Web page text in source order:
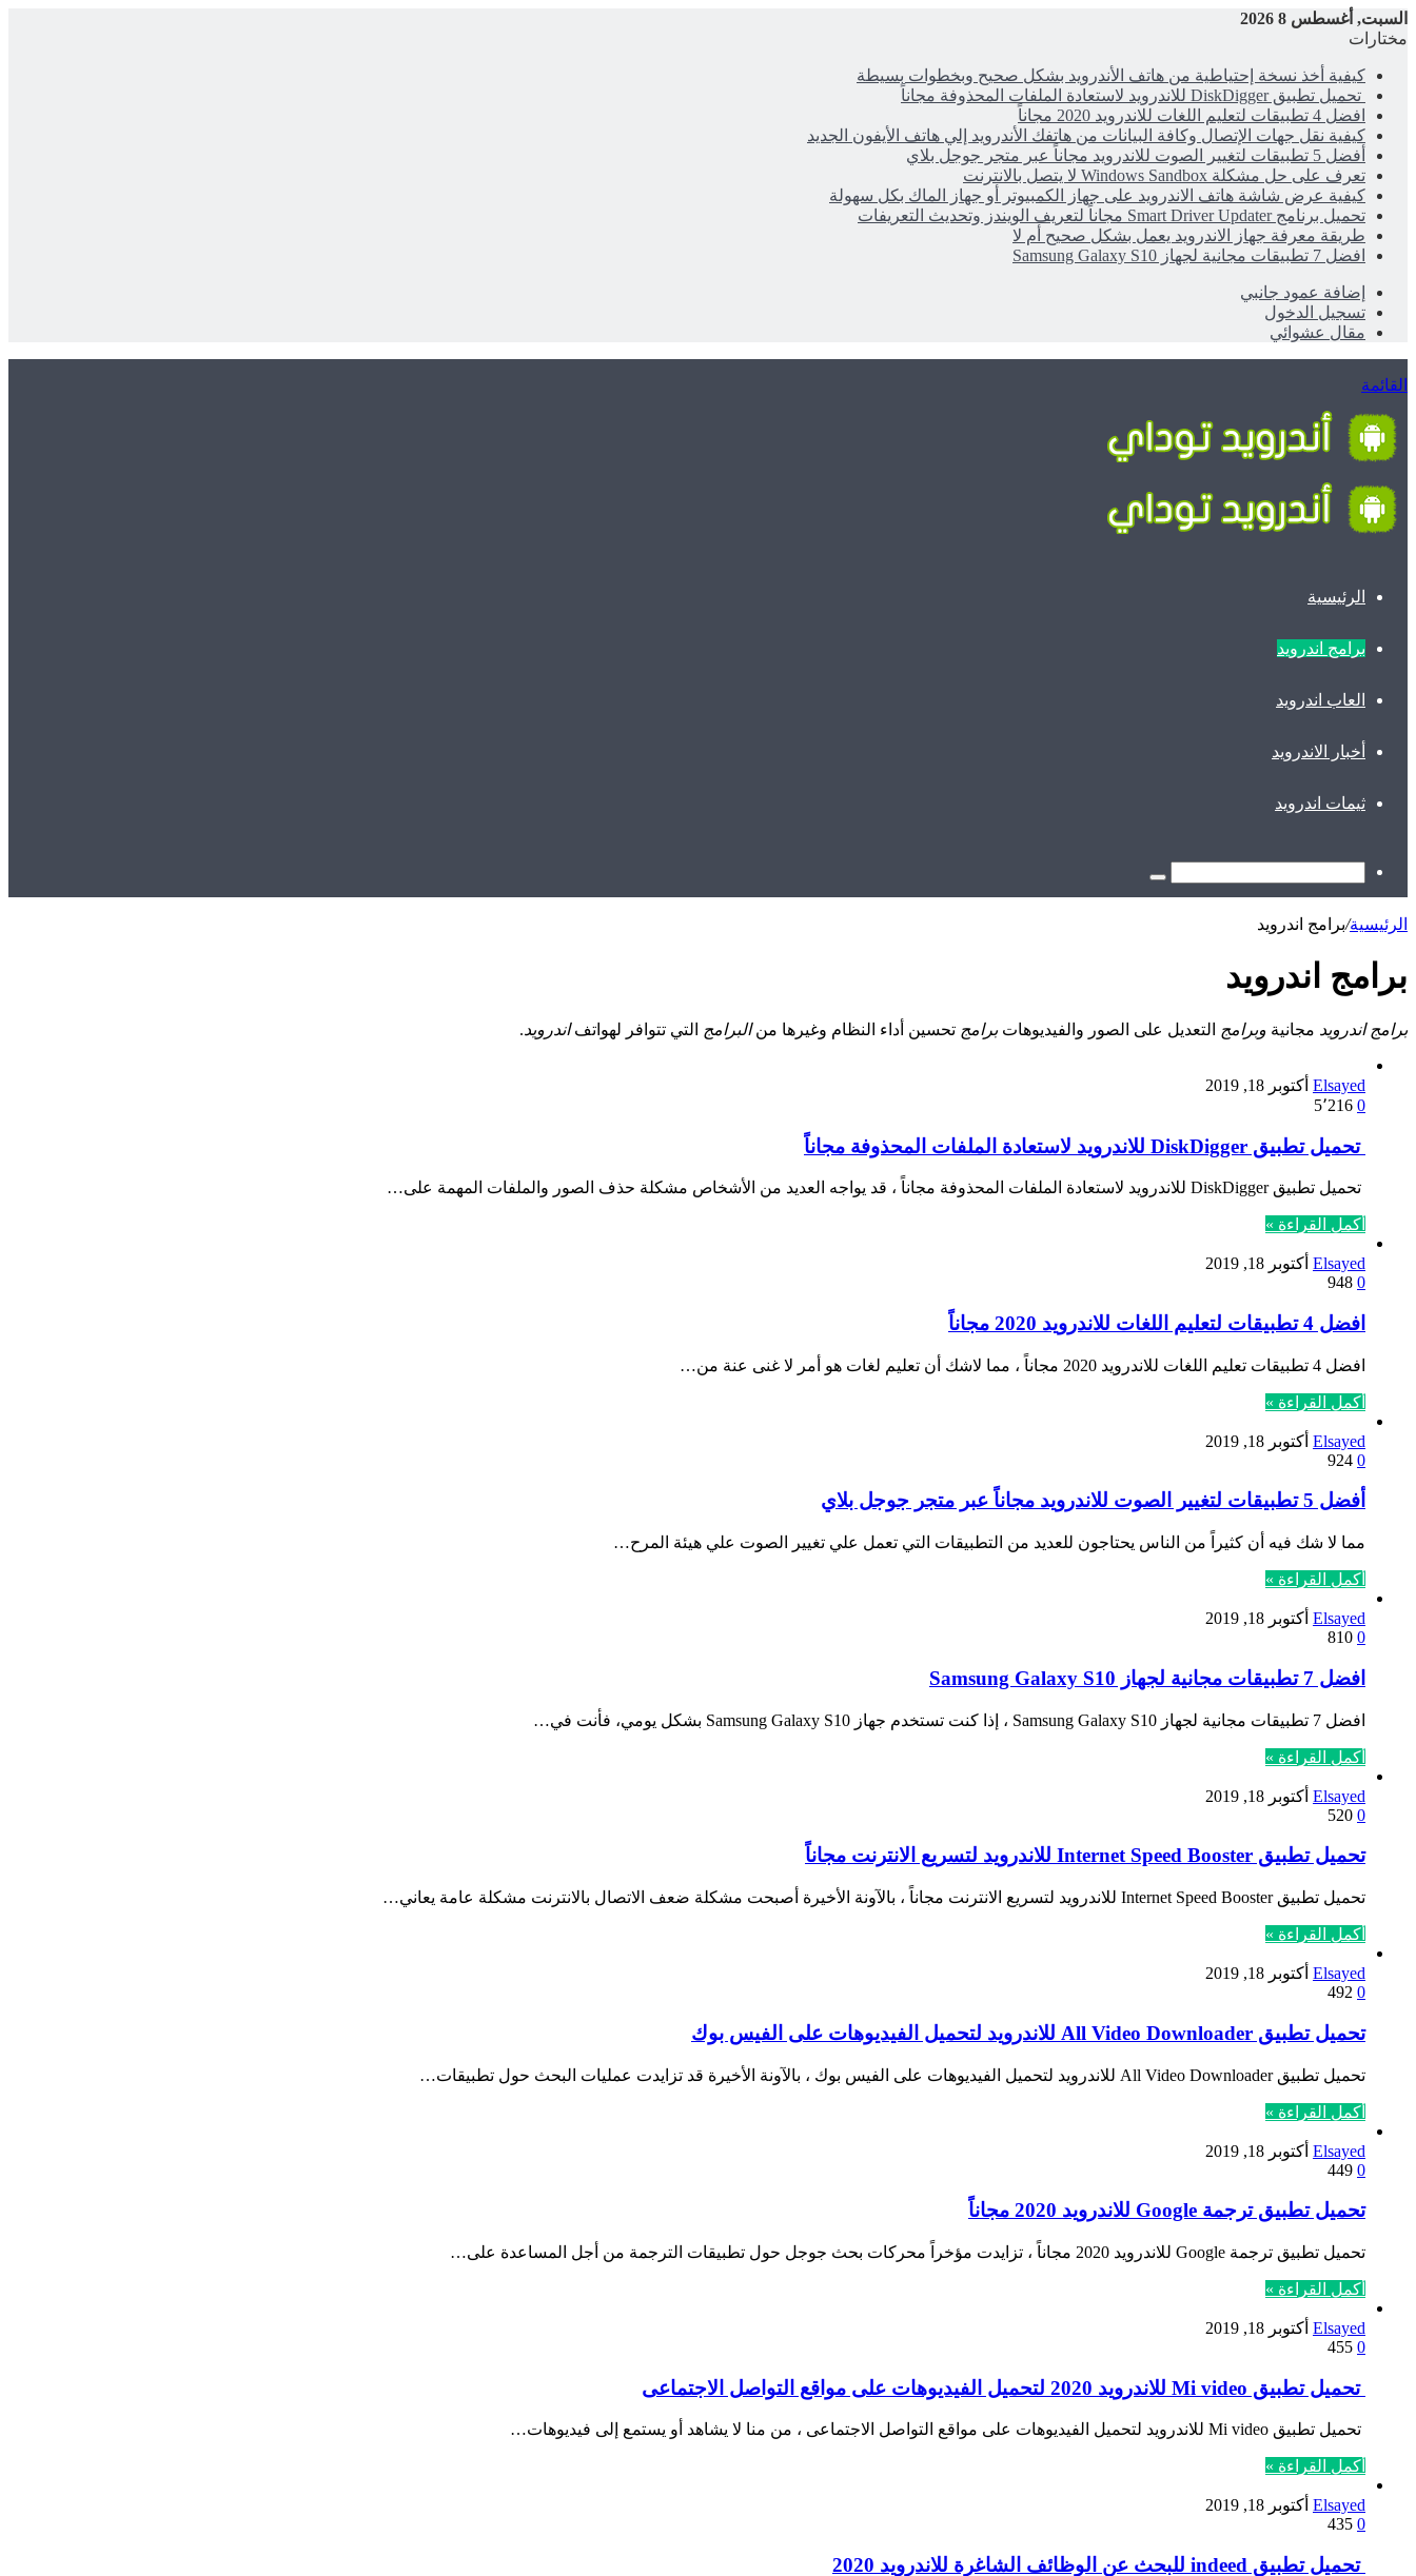
السبت, أغسطس 8 2026
مختارات
كيفية أخذ نسخة إحتياطية من هاتف الأندرويد بشكل صحيح وبخطوات بسيطة
تحميل تطبيق DiskDigger للاندرويد لاستعادة الملفات المحذوفة مجاناً
افضل 4 تطبيقات لتعليم اللغات للاندرويد 2020 مجاناً
كيفية نقل جهات الإتصال وكافة البيانات من هاتفك الأندرويد إلي هاتف الأيفون الجديد
أفضل 5 تطبيقات لتغيير الصوت للاندرويد مجاناً عبر متجر جوجل بلاي
تعرف على حل مشكلة Windows Sandbox لا يتصل بالانترنت
كيفية عرض شاشة هاتف الاندرويد على جهاز الكمبيوتر أو جهاز الماك بكل سهولة
تحميل برنامج Smart Driver Updater مجاناً لتعريف الويندز وتحديث التعريفات
طريقة معرفة جهاز الاندرويد يعمل بشكل صحيح أم لا
افضل 7 تطبيقات مجانية لجهاز Samsung Galaxy S10
إضافة عمود جانبي
تسجيل الدخول
مقال عشوائي
القائمة
الرئيسية
برامج اندرويد
العاب اندرويد
أخبار الاندرويد
ثيمات اندرويد
الرئيسية/برامج اندرويد
برامج اندرويد
برامج اندرويد مجانية وبرامج التعديل على الصور والفيديوهاتبرامج تحسين أداء النظام وغيرها منالبرامج التي تتوافر لهواتفاندرويد.
Elsayed أكتوبر 18, 2019
0
تحميل تطبيق DiskDigger للاندرويد لاستعادة الملفات المحذوفة مجاناً
تحميل تطبيق DiskDigger للاندرويد لاستعادة الملفات المحذوفة مجاناً ، قد يواجه العديد من الأشخاص مشكلة حذف الصور والملفات المهمة على…
أكمل القراءة »
Elsayed أكتوبر 18, 2019
0
افضل 4 تطبيقات لتعليم اللغات للاندرويد 2020 مجاناً
افضل 4 تطبيقات تعليم اللغات للاندرويد 2020 مجاناً ، مما لاشك أن تعليم لغات هو أمر لا غنى عنة من…
أكمل القراءة »
Elsayed أكتوبر 18, 2019
0
أفضل 5 تطبيقات لتغيير الصوت للاندرويد مجاناً عبر متجر جوجل بلاي
مما لا شك فيه أن كثيراً من الناس يحتاجون للعديد من التطبيقات التي تعمل علي تغيير الصوت علي هيئة المرح…
أكمل القراءة »
Elsayed أكتوبر 18, 2019
0
افضل 7 تطبيقات مجانية لجهاز Samsung Galaxy S10
افضل 7 تطبيقات مجانية لجهاز Samsung Galaxy S10 ، إذا كنت تستخدم جهاز Samsung Galaxy S10 بشكل يومي، فأنت في…
أكمل القراءة »
Elsayed أكتوبر 18, 2019
0
تحميل تطبيق Internet Speed Booster للاندرويد لتسريع الانترنت مجاناً
تحميل تطبيق Internet Speed Booster للاندرويد لتسريع الانترنت مجاناً ، بالآونة الأخيرة أصبحت مشكلة ضعف الاتصال بالانترنت مشكلة عامة يعاني…
أكمل القراءة »
Elsayed أكتوبر 18, 2019
0
تحميل تطبيق All Video Downloader للاندرويد لتحميل الفيديوهات على الفيس بوك
تحميل تطبيق All Video Downloader للاندرويد لتحميل الفيديوهات على الفيس بوك ، بالآونة الأخيرة قد تزايدت عمليات البحث حول تطبيقات…
أكمل القراءة »
Elsayed أكتوبر 18, 2019
0
تحميل تطبيق ترجمة Google للاندرويد 2020 مجاناً
تحميل تطبيق ترجمة Google للاندرويد 2020 مجاناً ‏، تزايدت مؤخراً محركات بحث جوجل حول تطبيقات الترجمة من أجل المساعدة على…
أكمل القراءة »
Elsayed أكتوبر 18, 2019
0
تحميل تطبيق Mi video للاندرويد 2020 لتحميل الفيديوهات على مواقع التواصل الاجتماعى
تحميل تطبيق Mi video للاندرويد لتحميل الفيديوهات على مواقع التواصل الاجتماعى ، من منا لا يشاهد أو يستمع إلى فيديوهات…
أكمل القراءة »
Elsayed أكتوبر 18, 2019
0
تحميل تطبيق indeed للبحث عن الوظائف الشاغرة للاندرويد 2020